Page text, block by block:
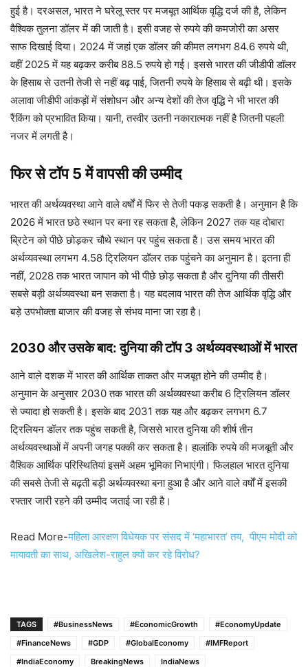
हुई है। दरअसल, भारत ने घरेलू स्तर पर मजबूत आर्थिक वृद्धि दर्ज की है, लेकिन
वैश्विक तुलना डॉलर में की जाती है। इसी वजह से रुपये की कमजोरी का असर
साफ दिखाई दिया। 2024 में जहां एक डॉलर की कीमत लगभग 84.6 रुपये थी,
वहीं 2025 में यह बढ़कर करीब 88.5 रुपये हो गई। इससे भारत की जीडीपी डॉलर
के हिसाब से उतनी तेजी से नहीं बढ़ पाई, जितनी रुपये के हिसाब से बढ़ी थी। इसके
अलावा जीडीपी आंकड़ों में संशोधन और अन्य देशों की तेज वृद्धि ने भी भारत की
रैंकिंग को प्रभावित किया। यानी, तस्वीर उतनी नकारात्मक नहीं है जितनी पहली
नजर में लगती है।
फिर से टॉप 5 में वापसी की उम्मीद
भारत की अर्थव्यवस्था आने वाले वर्षों में फिर से तेजी पकड़ सकती है। अनुमान है कि
2026 में भारत छठे स्थान पर बना रह सकता है, लेकिन 2027 तक यह दोबारा
ब्रिटेन को पीछे छोड़कर चौथे स्थान पर पहुंच सकता है। उस समय भारत की
अर्थव्यवस्था लगभग 4.58 ट्रिलियन डॉलर तक पहुंचने का अनुमान है। इतना ही
नहीं, 2028 तक भारत जापान को भी पीछे छोड़ सकता है और दुनिया की तीसरी
सबसे बड़ी अर्थव्यवस्था बन सकता है। यह बदलाव भारत की तेज आर्थिक वृद्धि और
बड़े उपभोक्ता बाजार की वजह से संभव माना जा रहा है।
2030 और उसके बाद: दुनिया की टॉप 3 अर्थव्यवस्थाओं में भारत
आने वाले दशक में भारत की आर्थिक ताकत और मजबूत होने की उम्मीद है।
अनुमान के अनुसार 2030 तक भारत की अर्थव्यवस्था करीब 6 ट्रिलियन डॉलर
से ज्यादा हो सकती है। इसके बाद 2031 तक यह और बढ़कर लगभग 6.7
ट्रिलियन डॉलर तक पहुंच सकती है, जिससे भारत दुनिया की शीर्ष तीन
अर्थव्यवस्थाओं में अपनी जगह पक्की कर सकता है। हालांकि रुपये की मजबूती और
वैश्विक आर्थिक परिस्थितियां इसमें अहम भूमिका निभाएंगी। फिलहाल भारत दुनिया
की सबसे तेजी से बढ़ती बड़ी अर्थव्यवस्था बना हुआ है और आने वाले वर्षों में इसकी
रफ्तार जारी रहने की उम्मीद जताई जा रही है।
Read More-महिला आरक्षण विधेयक पर संसद में ‘महाभारत’ तय, पीएम मोदी को
मायावती का साथ, अखिलेश-राहुल क्यों कर रहे विरोध?
TAGS #BusinessNews #EconomicGrowth
#EconomyUpdate
#FinanceNews
#GDP #GlobalEconomy
#IMFReport
#IndiaEconomy
BreakingNews IndiaNews